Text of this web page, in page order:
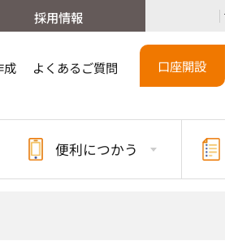
採用情報
成 よくあるご質問 口座開設
便利につかう